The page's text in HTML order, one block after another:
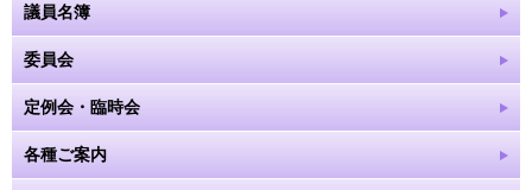
議員名簿
委員会
定例会・臨時会
各種ご案内